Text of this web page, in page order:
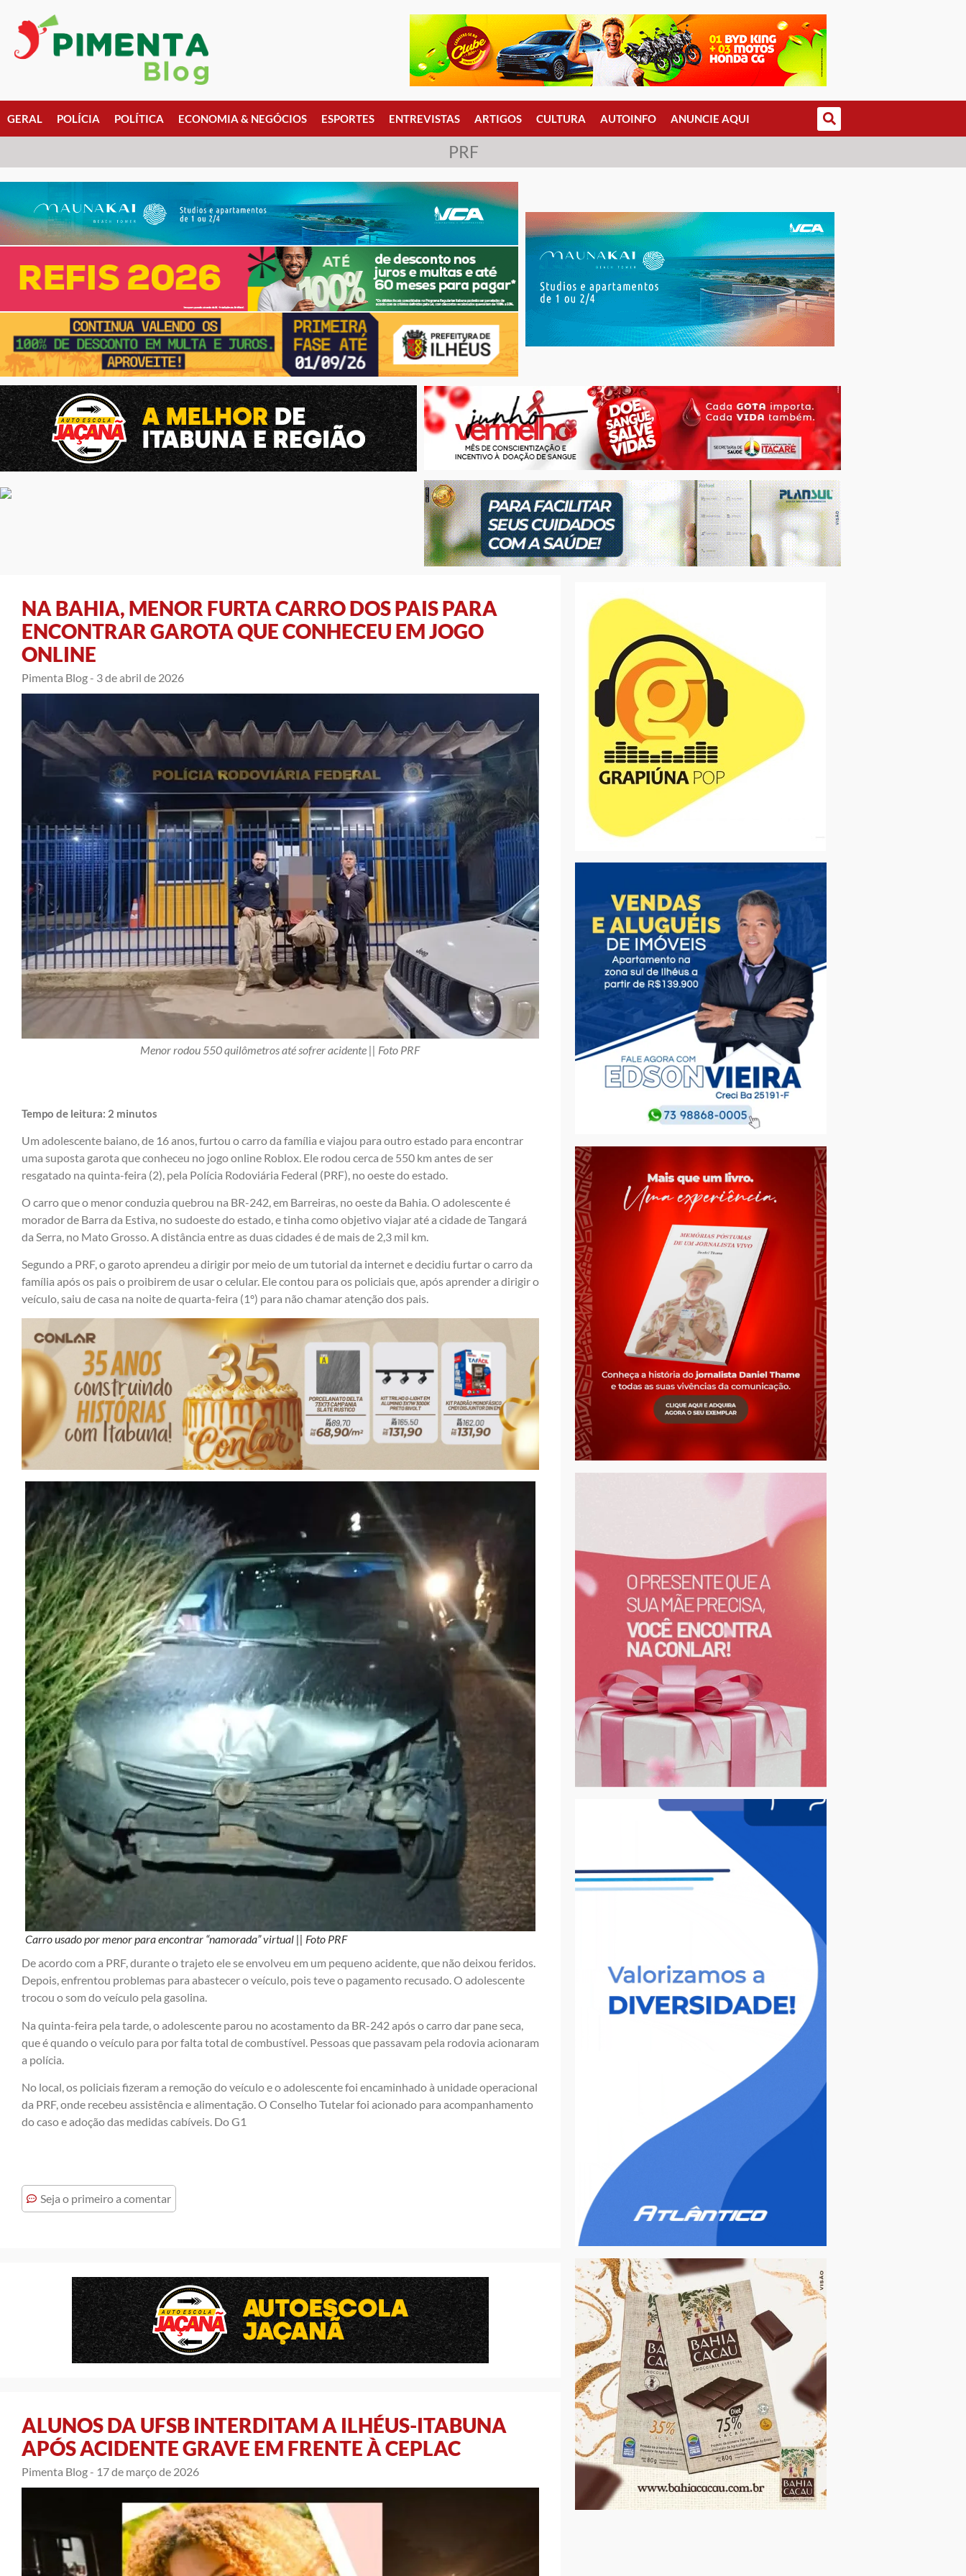
GERAL POLÍCIA POLÍTICA ECONOMIA & NEGÓCIOS ESPORTES ENTREVISTAS ARTIGOS CULTURA AUTOINFO ANUNCIE AQUI
PRF
NA BAHIA, MENOR FURTA CARRO DOS PAIS PARA
ENCONTRAR GAROTA QUE CONHECEU EM JOGO
ONLINE
Pimenta Blog - 3 de abril de 2026
Menor rodou 550 quilômetros até sofrer acidente || Foto PRF
Tempo de leitura: 2 minutos
Um adolescente baiano, de 16 anos, furtou o carro da família e viajou para outro estado para encontrar
uma suposta garota que conheceu no jogo online Roblox. Ele rodou cerca de 550 km antes de ser
resgatado na quinta-feira (2), pela Polícia Rodoviária Federal (PRF), no oeste do estado.
O carro que o menor conduzia quebrou na BR-242, em Barreiras, no oeste da Bahia. O adolescente é
morador de Barra da Estiva, no sudoeste do estado, e tinha como objetivo viajar até a cidade de Tangará
da Serra, no Mato Grosso. A distância entre as duas cidades é de mais de 2,3 mil km.
Segundo a PRF, o garoto aprendeu a dirigir por meio de um tutorial da internet e decidiu furtar o carro da
família após os pais o proibirem de usar o celular. Ele contou para os policiais que, após aprender a dirigir o
veículo, saiu de casa na noite de quarta-feira (1º) para não chamar atenção dos pais.
Carro usado por menor para encontrar “namorada” virtual || Foto PRF
De acordo com a PRF, durante o trajeto ele se envolveu em um pequeno acidente, que não deixou feridos.
Depois, enfrentou problemas para abastecer o veículo, pois teve o pagamento recusado. O adolescente
trocou o som do veículo pela gasolina.
Na quinta-feira pela tarde, o adolescente parou no acostamento da BR-242 após o carro dar pane seca,
que é quando o veículo para por falta total de combustível. Pessoas que passavam pela rodovia acionaram
a polícia.
No local, os policiais fizeram a remoção do veículo e o adolescente foi encaminhado à unidade operacional
da PRF, onde recebeu assistência e alimentação. O Conselho Tutelar foi acionado para acompanhamento
do caso e adoção das medidas cabíveis. Do G1
Seja o primeiro a comentar
ALUNOS DA UFSB INTERDITAM A ILHÉUS-ITABUNA
APÓS ACIDENTE GRAVE EM FRENTE À CEPLAC
Pimenta Blog - 17 de março de 2026